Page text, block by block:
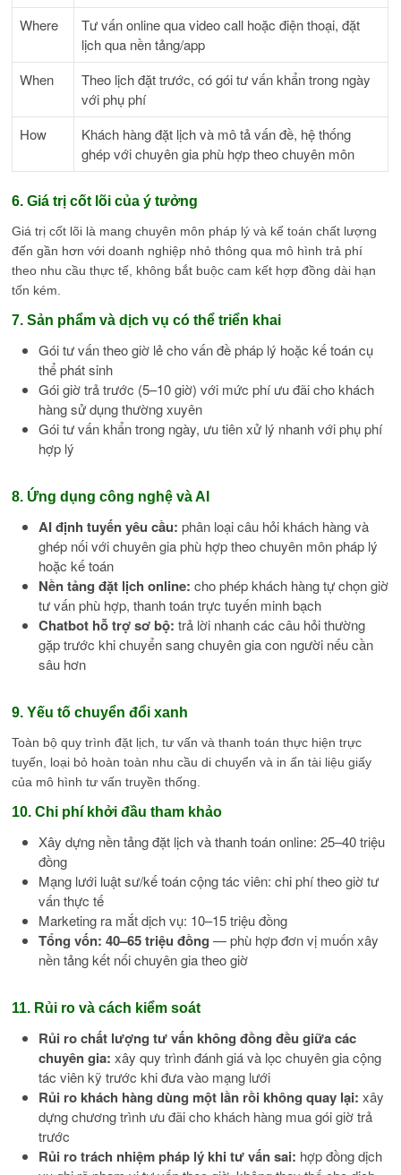
Where
Tư vấn online qua video call hoặc điện thoại, đặt
lịch qua nền tảng/app
When
Theo lịch đặt trước, có gói tư vấn khẩn trong ngày
với phụ phí
How
Khách hàng đặt lịch và mô tả vấn đề, hệ thống
ghép với chuyên gia phù hợp theo chuyên môn
6. Giá trị cốt lõi của ý tưởng
Giá trị cốt lõi là mang chuyên môn pháp lý và kế toán chất lượng
đến gần hơn với doanh nghiệp nhỏ thông qua mô hình trả phí
theo nhu cầu thực tế, không bắt buộc cam kết hợp đồng dài hạn
tốn kém.
7. Sản phẩm và dịch vụ có thể triển khai
Gói tư vấn theo giờ lẻ cho vấn đề pháp lý hoặc kế toán cụ
thể phát sinh
Gói giờ trả trước (5–10 giờ) với mức phí ưu đãi cho khách
hàng sử dụng thường xuyên
Gói tư vấn khẩn trong ngày, ưu tiên xử lý nhanh với phụ phí
hợp lý
8. Ứng dụng công nghệ và AI
AI định tuyến yêu cầu: phân loại câu hỏi khách hàng và
ghép nối với chuyên gia phù hợp theo chuyên môn pháp lý
hoặc kế toán
Nền tảng đặt lịch online: cho phép khách hàng tự chọn giờ
tư vấn phù hợp, thanh toán trực tuyến minh bạch
Chatbot hỗ trợ sơ bộ: trả lời nhanh các câu hỏi thường
gặp trước khi chuyển sang chuyên gia con người nếu cần
sâu hơn
9. Yếu tố chuyển đổi xanh
Toàn bộ quy trình đặt lịch, tư vấn và thanh toán thực hiện trực
tuyến, loại bỏ hoàn toàn nhu cầu di chuyển và in ấn tài liệu giấy
của mô hình tư vấn truyền thống.
10. Chi phí khởi đầu tham khảo
Xây dựng nền tảng đặt lịch và thanh toán online: 25–40 triệu
đồng
Mạng lưới luật sư/kế toán cộng tác viên: chi phí theo giờ tư
vấn thực tế
Marketing ra mắt dịch vụ: 10–15 triệu đồng
Tổng vốn: 40–65 triệu đồng — phù hợp đơn vị muốn xây
nền tảng kết nối chuyên gia theo giờ
11. Rủi ro và cách kiểm soát
Rủi ro chất lượng tư vấn không đồng đều giữa các
chuyên gia: xây quy trình đánh giá và lọc chuyên gia cộng
tác viên kỹ trước khi đưa vào mạng lưới
Rủi ro khách hàng dùng một lần rồi không quay lại: xây
dựng chương trình ưu đãi cho khách hàng mua gói giờ trả
trước
Rủi ro trách nhiệm pháp lý khi tư vấn sai: hợp đồng dịch